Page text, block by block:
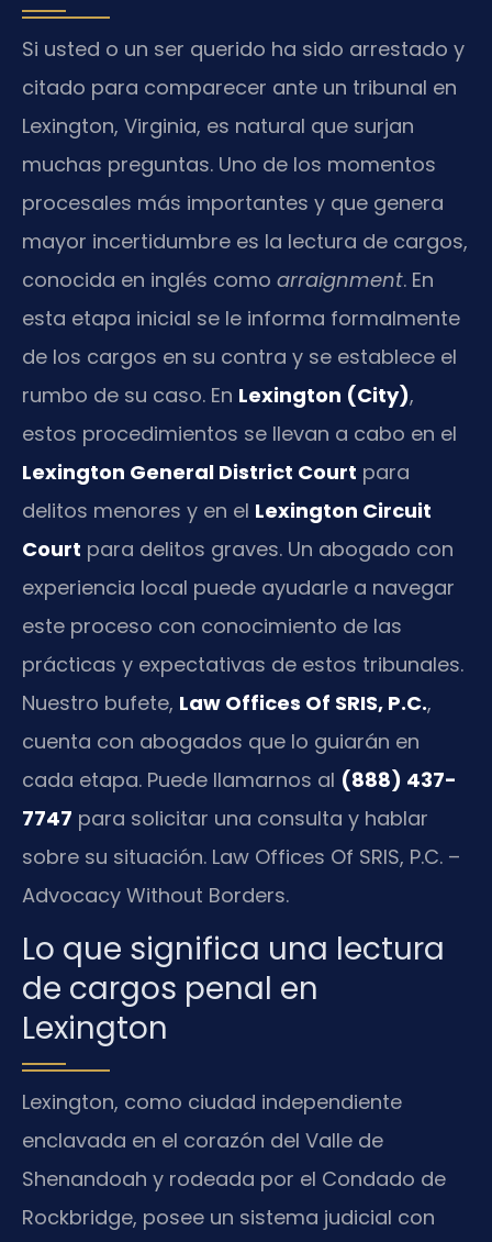
Si usted o un ser querido ha sido arrestado y
citado para comparecer ante un tribunal en
Lexington, Virginia, es natural que surjan
muchas preguntas. Uno de los momentos
procesales más importantes y que genera
mayor incertidumbre es la lectura de cargos,
conocida en inglés como arraignment. En
esta etapa inicial se le informa formalmente
de los cargos en su contra y se establece el
rumbo de su caso. En Lexington (City),
estos procedimientos se llevan a cabo en el
Lexington General District Court para
delitos menores y en el Lexington Circuit
Court para delitos graves. Un abogado con
experiencia local puede ayudarle a navegar
este proceso con conocimiento de las
prácticas y expectativas de estos tribunales.
Nuestro bufete, Law Offices Of SRIS, P.C.,
cuenta con abogados que lo guiarán en
cada etapa. Puede llamarnos al (888) 437-
7747 para solicitar una consulta y hablar
sobre su situación. Law Offices Of SRIS, P.C. –
Advocacy Without Borders.
Lo que significa una lectura
de cargos penal en
Lexington
Lexington, como ciudad independiente
enclavada en el corazón del Valle de
Shenandoah y rodeada por el Condado de
Rockbridge, posee un sistema judicial con